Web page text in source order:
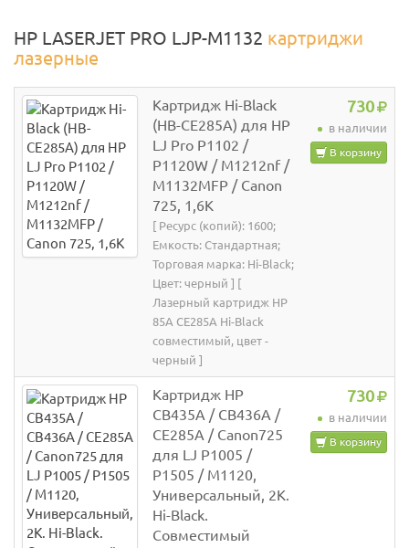
HP LASERJET PRO LJP-M1132 картриджи
лазерные
Картридж Hi-Black
(HB-CE285A) для HP
LJ Pro P1102 /
P1120W / M1212nf /
M1132MFP / Canon
725, 1,6K
[ Ресурс (копий): 1600;
Емкость: Стандартная;
Торговая марка: Hi-Black;
Цвет: черный ] [
Лазерный картридж HP
85A CE285A Hi-Black
совместимый, цвет -
черный ]
730
в наличии
В корзину
Картридж HP
CB435A / CB436A /
CE285A / Canon725
для LJ P1005 /
P1505 / M1120,
Универсальный, 2K.
Hi-Black.
Совместимый
730
в наличии
В корзину